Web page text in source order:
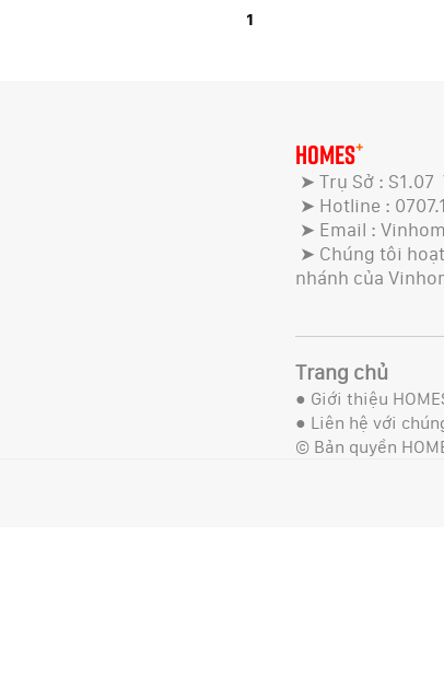
1
HOMES+
➤ Trụ Sở : S1.07
➤ Hotline :
➤ Email :
➤ Chúng tôi
nhánh của
Trang chủ
● Giới thiệu
● Liên hệ với
© Bản quyền